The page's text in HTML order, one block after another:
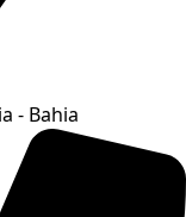
- Bahia